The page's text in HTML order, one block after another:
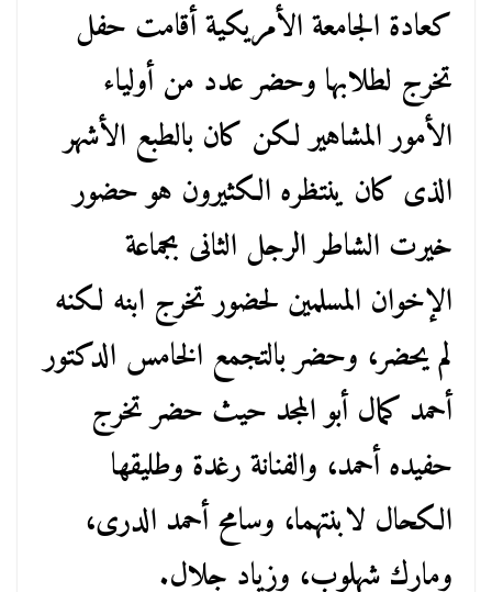
كعادة الجامعة الأمريكية أقامت حفل
تخرج لطلابها وحضر عدد من أولياء
الأمور المشاهير لكن كان بالطبع الأشهر
الذى كان ينتظره الكثيرون هو حضور
خيرت الشاطر الرجل الثانى بجماعة
الإخوان المسلمين لحضور تخرج ابنه لكنه
لم يحضر، وحضر بالتجمع الخامس الدكتور
أحمد كمال أبو المجد حيث حضر تخرج
حفيده أحمد، والفنانة رغدة وطليقها
الكحال لابنتهما، وسامح أحمد الدرى،
ومارك شهلوب، وزياد جلال.